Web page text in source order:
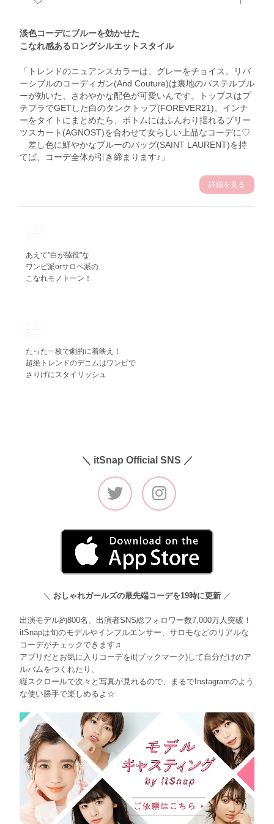
淡色コーデにブルーを効かせた
こなれ感あるロングシルエットスタイル
「トレンドのニュアンスカラーは、グレーをチョイス。リバ
ーシブルのコーディガン(And Couture)は裏地のパステルブル
ーが効いた、さわやかな配色が可愛いんです。トップスはプ
チプラでGETした白のタンクトップ(FOREVER21)。インナ
ーをタイトにまとめたら、ボトムにはふんわり揺れるプリー
ツスカート(AGNOST)を合わせて女らしい上品なコーデに♡
差し色に鮮やかなブルーのバッグ(SAINT LAURENT)を持
てば、コーデ全体が引き締まります♪」
詳細を見る
5.19
あえて"白が脇役"な
ワンピ派orサロペ派の
こなれモノトーン！
5.17
たった一枚で劇的に着映え！
超絶トレンドのデニムはワンピで
さりげにスタイリッシュ
＼ itSnap Official SNS ／
＼ おしゃれガールズの最先端コーデを19時に更新 ／
出演モデル約800名、出演者SNS総フォロワー数7,000万人突破！
itSnapは旬のモデルやインフルエンサー、サロモなどのリアルな
コーデがチェックできます♫
アプリだとお気に入りコーデをit(ブックマーク)して自分だけのア
ルバムをつくれたり、
縦スクロールで次々と写真が見れるので、まるでInstagramのよう
な使い勝手で楽しめるよ☆